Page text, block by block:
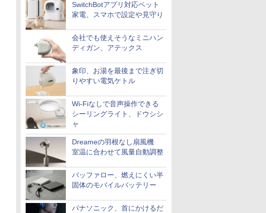
SwitchBotアプリ対応ペット
家電、スマホで設定や見守り
会社でも使えそうなミニハン
ディガン、アテックス
象印、お湯を最後まで注ぎ切
りやすい電気ケトル
Wi-Fiなしで音声操作できる
シーリングライト、ドウシシ
ャ
Dreameの羽根なし扇風機
室温に合わせて風量自動調整
バッファロー、燃えにくい半
固体のモバイルバッテリー
パナソニック、首にかけるだ